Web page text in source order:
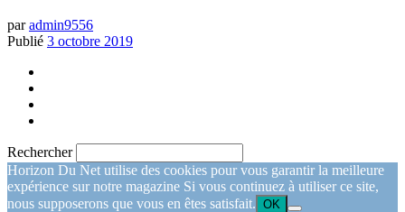
paradmin9556
Publié 3 octobre 2019
Rechercher
Horizon Du Net utilise des cookies pour vous garantir la meilleure
expérience sur notre magazine Si vous continuez à utiliser ce site,
nous supposerons que vous en êtes satisfait. OK